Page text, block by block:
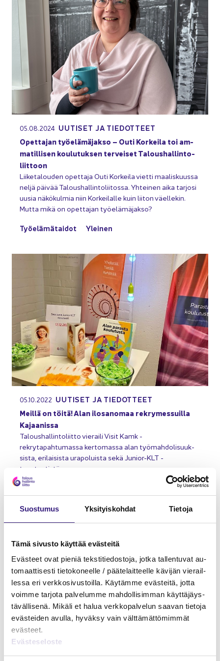
Suos­tu­mus Yk­si­tyis­koh­dat Tie­to­ja
Tämä si­vus­to käyt­tää eväs­tei­tä
Eväs­teet ovat pie­niä teks­ti­tie­dos­to­ja, jotka tal­len­tu­vat au­
to­maat­ti­ses­ti tie­to­ko­neel­le / pää­te­lait­teel­le kä­vi­jän vie­rail­
les­sa eri verk­ko­si­vus­toil­la. Käy­täm­me eväs­tei­tä, jotta
voim­me tar­jo­ta pal­ve­lum­me mah­dol­li­sim­man käyt­tä­jäys­
tä­väl­li­se­nä. Mi­kä­li et halua verk­ko­pal­ve­lun saa­van tie­to­ja
eväs­tei­den avul­la, hy­väk­sy vain vält­tä­mät­tö­mim­mät
eväs­teet.
Eväs­te­se­los­te
05.08.2024 UU­TI­SET JA TIE­DOT­TEET
Opet­ta­jan työ­elä­mä­jak­so – Outi Kor­kei­la toi am­
ma­til­li­sen kou­lu­tuk­sen ter­vei­set Ta­lous­hal­lin­to­
liit­toon
Lii­ke­ta­lou­den opet­ta­ja Outi Kor­kei­la viet­ti maa­lis­kuus­sa
neljä päi­vää Ta­lous­hal­lin­to­lii­tos­sa. Yh­tei­nen aika tar­jo­si
uusia nä­kö­kul­mia niin Kor­kei­lal­le kuin lii­ton väel­le­kin.
Mutta mikä on opet­ta­jan työ­elä­mä­jak­so?
Työ­elä­mä­tai­dot Ylei­nen
05.10.2022 UU­TI­SET JA TIE­DOT­TEET
Meil­lä on töitä! Alan ilo­sa­no­maa rek­ry­mes­suil­la
Ka­jaa­nis­sa
Ta­lous­hal­lin­to­liit­to vie­rai­li Visit Kamk -​
rekrytapahtumassa ker­to­mas­sa alan työ­mah­do­li­suuk­
sis­ta, eri­lai­sis­ta ura­po­luis­ta sekä Junior-​KLT -​
tasotestistä.
Työ ja ura
01.08.2022 UU­TI­SET JA TIE­DOT­TEET